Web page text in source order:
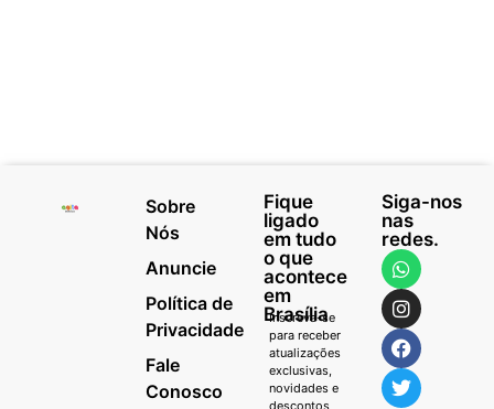
Sobre
Nós
Anuncie
Política de
Privacidade
Fale
Conosco
Fique
ligado
em tudo
o que
acontece
em
Brasília
Inscreva-se
para receber
atualizações
exclusivas,
novidades e
descontos
Siga-nos
nas
redes.